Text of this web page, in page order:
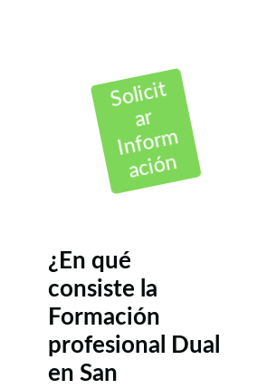
Solicit
ar
Inform
ación
¿En qué
consiste la
Formación
profesional Dual
en San